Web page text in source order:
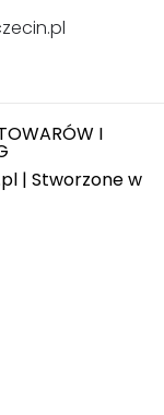
| Stworzone w
I